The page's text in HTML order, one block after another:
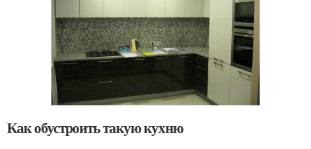
Как обустроить такую кухню